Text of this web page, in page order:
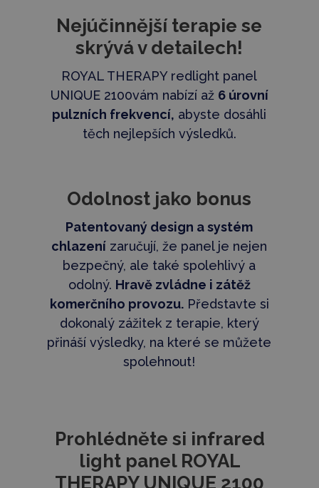
Nejúčinnější terapie se
skrývá v detailech!
ROYAL THERAPY redlight panel
UNIQUE 2100vám nabízí až 6 úrovní
pulzních frekvencí, abyste dosáhli
těch nejlepších výsledků.
Odolnost jako bonus
Patentovaný design a systém
chlazení zaručují, že panel je nejen
bezpečný, ale také spolehlivý a
odolný. Hravě zvládne i zátěž
komerčního provozu.Představte si
dokonalý zážitek z terapie, který
přináší výsledky, na které se můžete
spolehnout!
Prohlédněte si infrared
light panel ROYAL
THERAPY UNIQUE 2100